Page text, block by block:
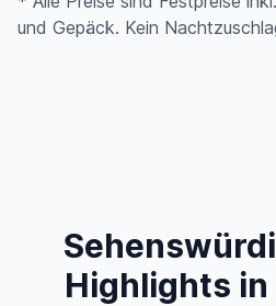
und Gepäck. Kein
Highlights